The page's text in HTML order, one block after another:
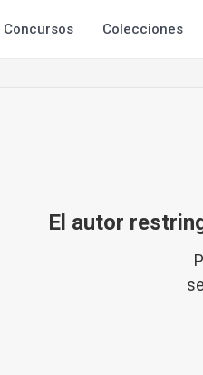
Concursos Colecciones
El autor